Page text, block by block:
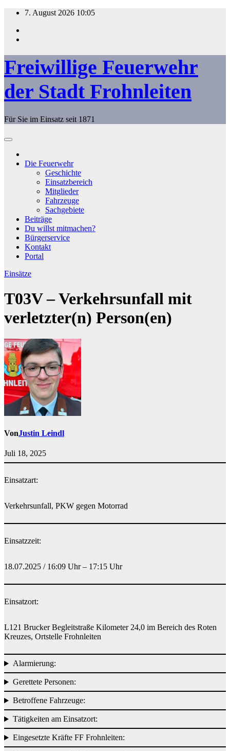
Zum
springen
7. August 2026 10:05
Freiwillige Feuerwehr
der Stadt Frohnleiten
Für Sie im Einsatz seit 1871
Die Feuerwehr
Geschichte
Einsatzbereich
Mitglieder
Fahrzeuge
Sachgebiete
Beiträge
Du willst mitmachen?
Bürgerservice
Kontakt
Portal
Einsätze
T03V – Verkehrsunfall mit
verletzter(n) Person(en)
VonJustin Leindl
Juli 18, 2025
Einsatzart:
Verkehrsunfall, PKW gegen Motorrad
Einsatzzeit:
18.07.2025 / 16:09 Uhr – 17:15 Uhr
Einsatzort:
L121 Brucker Begleitstraße Kilometer 24,0 im Bereich des Roten
Kreuzes, Ortstelle Frohnleiten
Alarmierung:
Gerettete Personen:
Betroffene Fahrzeuge:
Tätigkeiten am Einsatzort:
Eingesetzte Kräfte FF Frohnleiten: